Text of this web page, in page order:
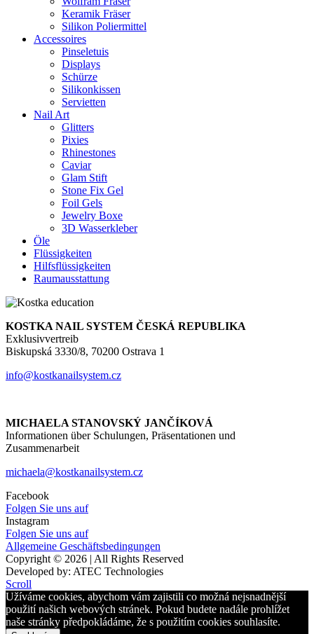
Keramik Fräser
Silikon Poliermittel
Accessoires
Pinseletuis
Displays
Schürze
Silikonkissen
Servietten
Nail Art
Glitters
Pixies
Rhinestones
Caviar
Glam Stift
Stone Fix Gel
Foil Gels
Jewelry Boxe
3D Wasserkleber
Öle
Flüssigkeiten
Hilfsflüssigkeiten
Raumausstattung
KOSTKA NAIL SYSTEM ČESKÁ REPUBLIKA
Exklusivvertreib
Biskupská 3330/8, 70200 Ostrava 1
info@kostkanailsystem.cz
MICHAELA STANOVSKÝ JANČÍKOVÁ
Informationen über Schulungen, Präsentationen und
Zusammenarbeit
michaela@kostkanailsystem.cz
Facebook
Folgen Sie uns auf
Instagram
Folgen Sie uns auf
Allgemeine Geschäftsbedingungen
Copyright © 2026 | All Rights Reserved
Developed by: ATEC Technologies
Scroll
Užíváme cookies, abychom vám zajistili co možná nejsnadnější
použití našich webových stránek. Pokud budete nadále prohlížet
naše stránky předpokládáme, že s použitím cookies souhlasíte.